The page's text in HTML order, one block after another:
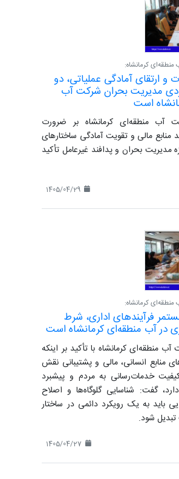
کرمانشاه:
و ارتقای آمادگی عملیاتی، دو
مدیریت بحران شرکت آب
است
آب منطقه‌ای کرمانشاه بر ضرورت
مالی و تقویت آمادگی ساختارهای
مدیریت بحران و پدافند غیرعامل تأکید
کرمانشاه:
فرآیندهای اداری، شرط
در آب منطقه‌ای کرمانشاه است
منطقه‌ای کرمانشاه با تأکید بر اینکه
منابع انسانی، مالی و پشتیبانی نقش
خدمات‌رسانی به مردم و پیشبرد
گفت: شناسایی گلوگاه‌ها و اصلاح
باید به یک رویکرد دائمی در ساختار
شود.